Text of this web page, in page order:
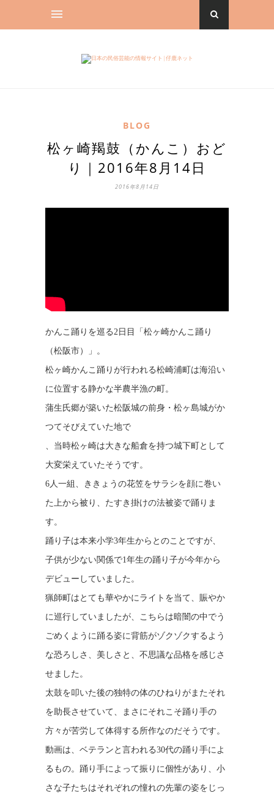
BLOG
松ヶ崎羯鼓（かんこ）おど
り｜2016年8月14日
2016年8月14日
かんこ踊りを巡る2日目「松ヶ崎かんこ踊り
（松阪市）」。
松ヶ崎かんこ踊りが行われる松崎浦町は海沿い
に位置する静かな半農半漁の町。
蒲生氏郷が築いた松阪城の前身・松ヶ島城がか
つてそびえていた地で
、当時松ヶ崎は大きな船倉を持つ城下町として
大変栄えていたそうです。
6人一組、ききょうの花笠をサラシを顔に巻い
た上から被り、たすき掛けの法被姿で踊りま
す。
踊り子は本来小学3年生からとのことですが、
子供が少ない関係で1年生の踊り子が今年から
デビューしていました。
猟師町はとても華やかにライトを当て、賑やか
に巡行していましたが、こちらは暗闇の中でう
ごめくように踊る姿に背筋がゾクゾクするよう
な恐ろしさ、美しさと、不思議な品格を感じさ
せました。
太鼓を叩いた後の独特の体のひねりがまたそれ
を助長させていて、まさにそれこそ踊り手の
方々が苦労して体得する所作なのだそうです。
動画は、ベテランと言われる30代の踊り手によ
るもの。踊り手によって振りに個性があり、小
さな子たちはそれぞれの憧れの先輩の姿をじっ